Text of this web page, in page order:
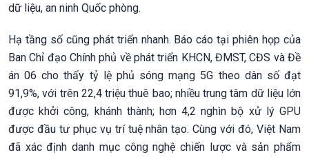
dữ liệu, an ninh Quốc phòng.
Hạ tầng số cũng phát triển nhanh. Báo cáo tại phiên họp của
Ban Chỉ đạo Chính phủ về phát triển KHCN, ĐMST, CĐS và Đề
án 06 cho thấy tỷ lệ phủ sóng mạng 5G theo dân số đạt
91,9%, với trên 22,4 triệu thuê bao; nhiều trung tâm dữ liệu lớn
được khởi công, khánh thành; hơn 4,2 nghìn bộ xử lý GPU
được đầu tư phục vụ trí tuệ nhân tạo. Cùng với đó, Việt Nam
đã xác định danh mục công nghệ chiến lược và sản phẩm